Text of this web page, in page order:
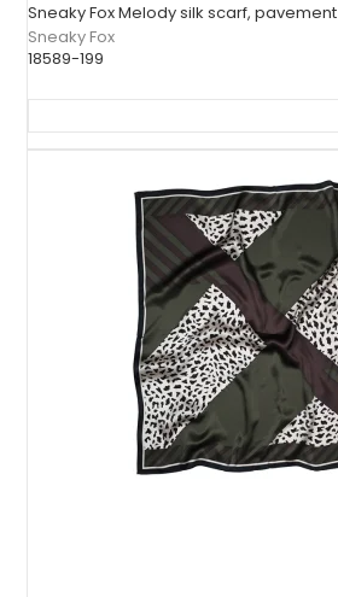
Sneaky Fox Melody silk scarf, pavement
Sneaky Fox
18589-199